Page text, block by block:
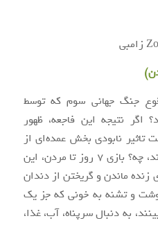
جنگ جهانی سوم که توسط
اگر نتیجه این فاجعه، ظهور
تاثیر نابودی بخش عمده‌ای از
جهان و اکوسیستم قرار گرفته‌اند، چه؟ بازی ۷ روز تا مردن، این
ماندن و گریختن از دندان
و تشنه به خونی که جز یک
به دنبال سرپناه، آب، غذا،